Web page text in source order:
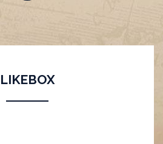
LIKEBOX